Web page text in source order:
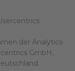
der Analytics-
GmbH,